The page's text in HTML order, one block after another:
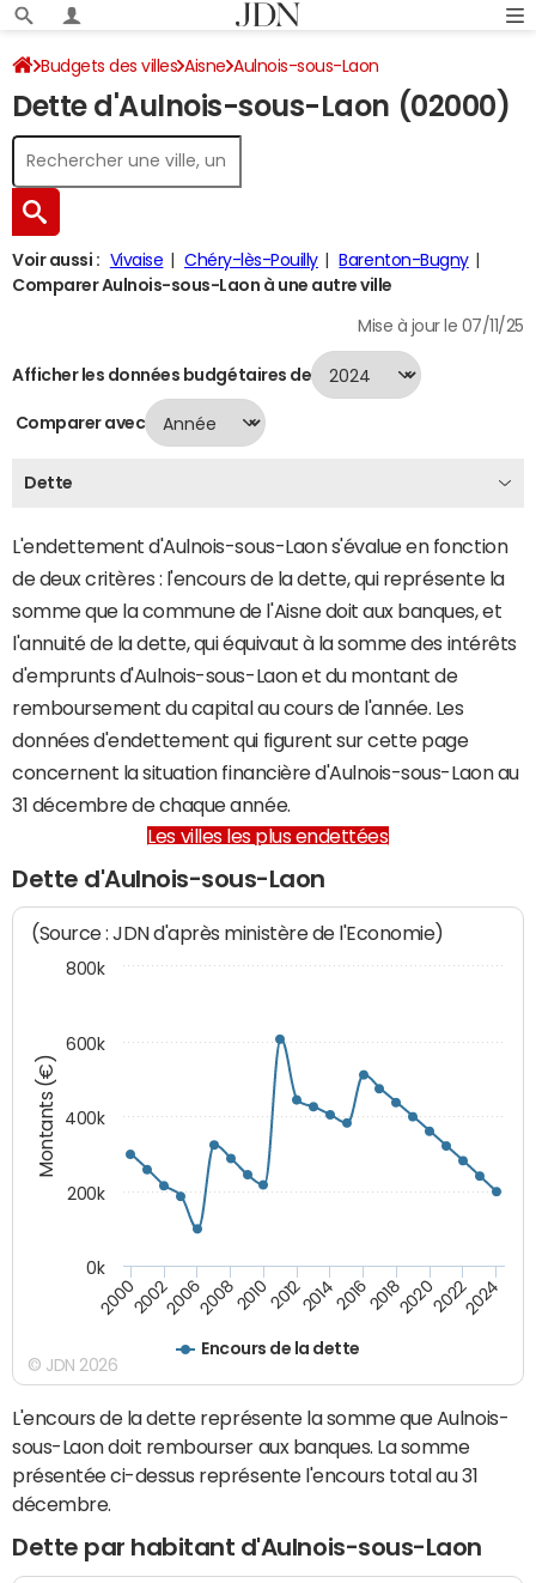
Budgets des villes Aisne Aulnois-sous-Laon
Dette au 31/12/2024
Dette d'Aulnois-sous-Laon (02000)
Voir aussi : Vivaise Chéry-lès-Pouilly
Barenton-Bugny
Comparer Aulnois-sous-Laon à une autre ville
Mise à jour le 07/11/25
Afficher les données budgétaires de
Comparer avec
Dette
L'endettement d'Aulnois-sous-Laon s'évalue en fonction
de deux critères : l'encours de la dette, qui représente la
somme que la commune de l'Aisne doit aux banques, et
l'annuité de la dette, qui équivaut à la somme des intérêts
d'emprunts d'Aulnois-sous-Laon et du montant de
remboursement du capital au cours de l'année. Les
données d'endettement qui figurent sur cette page
concernent la situation financière d'Aulnois-sous-Laon au
31 décembre de chaque année.
Les villes les plus endettées
Dette d'Aulnois-sous-Laon
Montants (€)
(Source : JDN d'après ministère de l'Economie)
Encours de la dette
200020022006200820102012201420162018202020222024
0k
200k
400k
600k
800k
© JDN 2026
L'encours de la dette représente la somme que Aulnois-
sous-Laon doit rembourser aux banques. La somme
présentée ci-dessus représente l'encours total au 31
décembre.
Dette par habitant d'Aulnois-sous-Laon